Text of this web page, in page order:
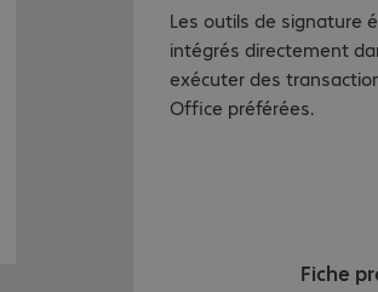
Les outils de signature
intégrés directement
exécuter des
Office préférées.
Fiche